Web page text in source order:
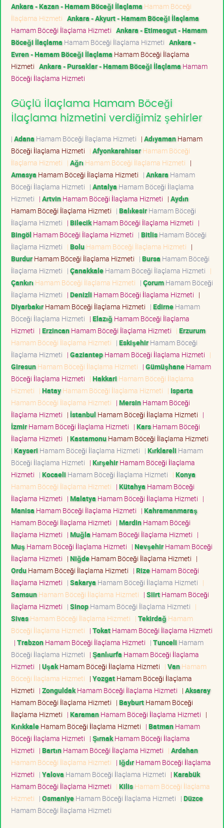
Ankara - Kazan - Hamam Böceği İlaçlama Hamam Böceği
İlaçlama Hizmeti Ankara - Akyurt - Hamam Böceği İlaçlama
Hamam Böceği İlaçlama Hizmeti Ankara - Etimesgut - Hamam
Böceği İlaçlama Hamam Böceği İlaçlama Hizmeti Ankara -
Evren - Hamam Böceği İlaçlama Hamam Böceği İlaçlama
Hizmeti Ankara - Pursaklar - Hamam Böceği İlaçlama Hamam
Böceği İlaçlama Hizmeti
Güçlü İlaçlama Hamam Böceği
İlaçlama hizmetini verdiğimiz şehirler
| Adana Hamam Böceği İlaçlama Hizmeti | AdıyamanHamam
Böceği İlaçlama Hizmeti | AfyonkarahisarHamam Böceği
İlaçlama Hizmeti | Ağrı Hamam Böceği İlaçlama Hizmeti |
Amasya Hamam Böceği İlaçlama Hizmeti | Ankara Hamam
Böceği İlaçlama Hizmeti | Antalya Hamam Böceği İlaçlama
Hizmeti | ArtvinHamam Böceği İlaçlama Hizmeti | Aydın
Hamam Böceği İlaçlama Hizmeti | BalıkesirHamam Böceği
İlaçlama Hizmeti | BilecikHamam Böceği İlaçlama Hizmeti |
Bingöl Hamam Böceği İlaçlama Hizmeti | BitlisHamam Böceği
İlaçlama Hizmeti | BoluHamam Böceği İlaçlama Hizmeti |
BurdurHamam Böceği İlaçlama Hizmeti | Bursa Hamam Böceği
İlaçlama Hizmeti | ÇanakkaleHamam Böceği İlaçlama Hizmeti |
Çankırı Hamam Böceği İlaçlama Hizmeti | ÇorumHamam Böceği
İlaçlama Hizmeti | Denizli Hamam Böceği İlaçlama Hizmeti |
DiyarbakırHamam Böceği İlaçlama Hizmeti | EdirneHamam
Böceği İlaçlama Hizmeti | Elazığ Hamam Böceği İlaçlama
Hizmeti | ErzincanHamam Böceği İlaçlama Hizmeti | Erzurum
Hamam Böceği İlaçlama Hizmeti | EskişehirHamam Böceği
İlaçlama Hizmeti | GaziantepHamam Böceği İlaçlama Hizmeti |
GiresunHamam Böceği İlaçlama Hizmeti | GümüşhaneHamam
Böceği İlaçlama Hizmeti | Hakkari Hamam Böceği İlaçlama
Hizmeti | HatayHamam Böceği İlaçlama Hizmeti | Isparta
Hamam Böceği İlaçlama Hizmeti | MersinHamam Böceği
İlaçlama Hizmeti | İstanbul Hamam Böceği İlaçlama Hizmeti |
İzmirHamam Böceği İlaçlama Hizmeti | KarsHamam Böceği
İlaçlama Hizmeti | KastamonuHamam Böceği İlaçlama Hizmeti
| Kayseri Hamam Böceği İlaçlama Hizmeti | Kırklareli Hamam
Böceği İlaçlama Hizmeti | KırşehirHamam Böceği İlaçlama
Hizmeti | Kocaeli Hamam Böceği İlaçlama Hizmeti | Konya
Hamam Böceği İlaçlama Hizmeti | Kütahya Hamam Böceği
İlaçlama Hizmeti | Malatya Hamam Böceği İlaçlama Hizmeti |
Manisa Hamam Böceği İlaçlama Hizmeti | Kahramanmaraş
Hamam Böceği İlaçlama Hizmeti | MardinHamam Böceği
İlaçlama Hizmeti | Muğla Hamam Böceği İlaçlama Hizmeti |
Muş Hamam Böceği İlaçlama Hizmeti | NevşehirHamam Böceği
İlaçlama Hizmeti | NiğdeHamam Böceği İlaçlama Hizmeti |
OrduHamam Böceği İlaçlama Hizmeti | RizeHamam Böceği
İlaçlama Hizmeti | Sakarya Hamam Böceği İlaçlama Hizmeti |
SamsunHamam Böceği İlaçlama Hizmeti | SiirtHamam Böceği
İlaçlama Hizmeti | SinopHamam Böceği İlaçlama Hizmeti |
SivasHamam Böceği İlaçlama Hizmeti | Tekirdağ Hamam
Böceği İlaçlama Hizmeti | TokatHamam Böceği İlaçlama Hizmeti
| TrabzonHamam Böceği İlaçlama Hizmeti | Tunceli Hamam
Böceği İlaçlama Hizmeti | Şanlıurfa Hamam Böceği İlaçlama
Hizmeti | UşakHamam Böceği İlaçlama Hizmeti | VanHamam
Böceği İlaçlama Hizmeti | YozgatHamam Böceği İlaçlama
Hizmeti | ZonguldakHamam Böceği İlaçlama Hizmeti | Aksaray
Hamam Böceği İlaçlama Hizmeti | BayburtHamam Böceği
İlaçlama Hizmeti | KaramanHamam Böceği İlaçlama Hizmeti |
KırıkkaleHamam Böceği İlaçlama Hizmeti | BatmanHamam
Böceği İlaçlama Hizmeti | ŞırnakHamam Böceği İlaçlama
Hizmeti | BartınHamam Böceği İlaçlama Hizmeti | Ardahan
Hamam Böceği İlaçlama Hizmeti | IğdırHamam Böceği İlaçlama
Hizmeti | Yalova Hamam Böceği İlaçlama Hizmeti | Karabük
Hamam Böceği İlaçlama Hizmeti | KilisHamam Böceği İlaçlama
Hizmeti | OsmaniyeHamam Böceği İlaçlama Hizmeti | Düzce
Hamam Böceği İlaçlama Hizmeti